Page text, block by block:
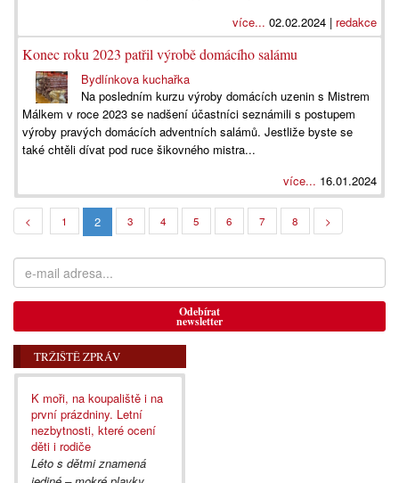
více... 02.02.2024 | redakce
Konec roku 2023 patřil výrobě domácího salámu
Bydlínkova kuchařka
Na posledním kurzu výroby domácích uzenin s Mistrem
Málkem v roce 2023 se nadšení účastníci seznámili s postupem
výroby pravých domácích adventních salámů. Jestliže byste se
také chtěli dívat pod ruce šikovného mistra...
více... 16.01.2024
< 1 2 3 4 5 6 7 8 >
Odebírat
newsletter
TRŽIŠTĚ ZPRÁV
K moři, na koupaliště i na
první prázdniny. Letní
nezbytnosti, které ocení
děti i rodiče
Léto s dětmi znamená